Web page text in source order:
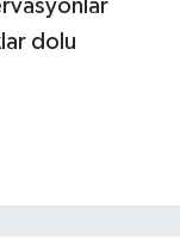
dolu